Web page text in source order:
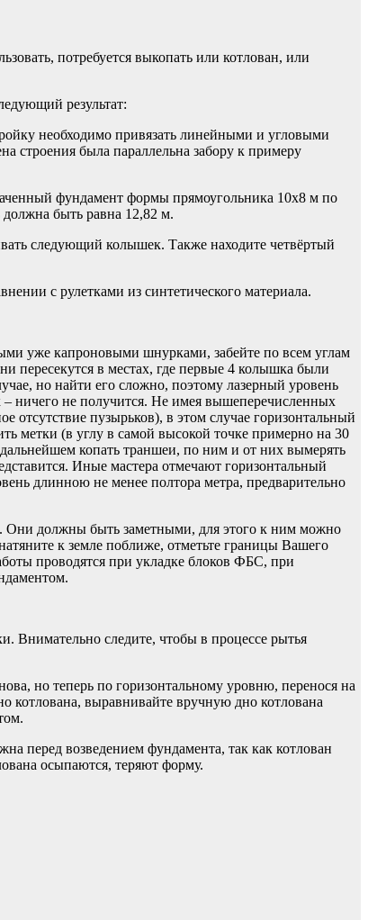
потребуется выкопать или котлован, или
результат:
необходимо привязать линейными и угловыми
строения была параллельна забору к примеру
фундамент формы прямоугольника 10х8 м по
быть равна 12,82 м.
следующий колышек. Также находите четвёртый
с рулетками из синтетического материала.
уже капроновыми шнурками, забейте по всем углам
пересекутся в местах, где первые 4 колышка были
но найти его сложно, поэтому лазерный уровень
– ничего не получится. Не имея вышеперечисленных
пузырьков), в этом случае горизонтальный
метки (в углу в самой высокой точке примерно на 30
копать траншеи, по ним и от них вымерять
Иные мастера отмечают горизонтальный
длинною не менее полтора метра, предварительно
Они должны быть заметными, для этого к ним можно
к земле поближе, отметьте границы Вашего
проводятся при укладке блоков ФБС, при
Внимательно следите, чтобы в процессе рытья
но теперь по горизонтальному уровню, перенося на
котлована, выравнивайте вручную дно котлована
перед возведением фундамента, так как котлован
осыпаются, теряют форму.